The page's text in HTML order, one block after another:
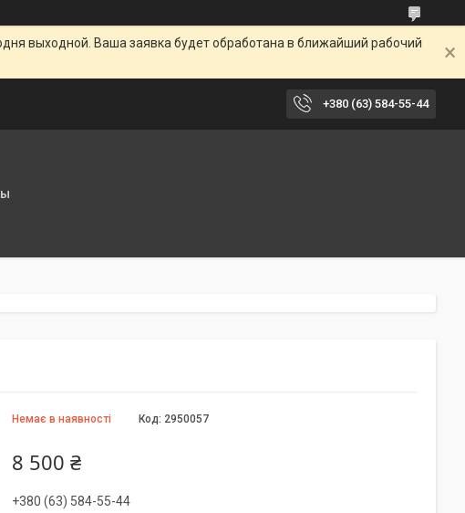
выходной. Ваша заявка будет обработана в ближайший рабочий
+380 (63) 584-55-44
Немає в наявності Код: 2950057
8 500 ₴
+380 (63) 584-55-44